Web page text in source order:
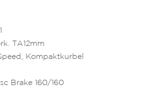
TA12mm
Kompaktkurbel
Brake 160/160